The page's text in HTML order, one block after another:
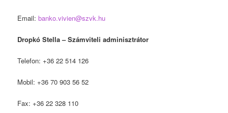
Email:banko.vivien@szvk.hu
Dropkó Stella – Számviteli adminisztrátor
Telefon: +36 22 514 126
Mobil: +36 70 903 56 52
Fax: +36 22 328 110